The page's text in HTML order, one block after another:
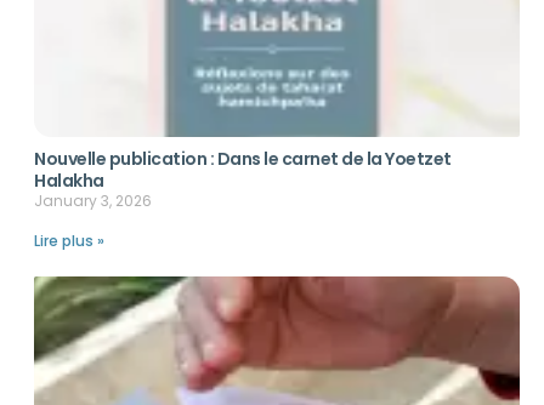
Nouvelle publication : Dans le carnet de la Yoetzet
Halakha
January 3, 2026
Lire plus »